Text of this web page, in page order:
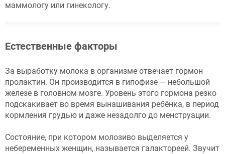
маммологу или гинекологу.
Естественные факторы
За выработку молока в организме отвечает гормон
пролактин. Он производится в гипофизе — небольшой
железе в головном мозге. Уровень этого гормона резко
подскакивает во время вынашивания ребёнка, в период
кормления грудью и даже незадолго до менструации.
Состояние, при котором молозиво выделяется у
небеременных женщин, называется галактореей. Звучит